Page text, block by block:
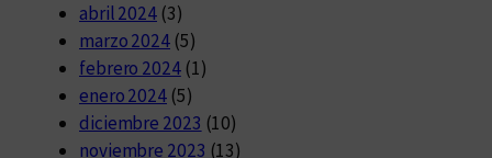
abril 2024 (3)
marzo 2024 (5)
febrero 2024(1)
enero 2024 (5)
diciembre 2023 (10)
noviembre 2023 (13)